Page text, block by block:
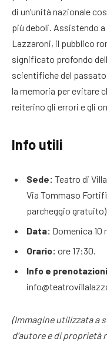
di un’unità nazionale
più deboli. Assistendo
Lazzaroni, il pubblico
significato profondo
scientifiche del
la memoria per evitare
reiterino gli errori e gli
Info utili
Sede: Teatro di
Via Tommaso
parcheggio
Data: Domenica 10
Orario: ore 17:30.
Info e
(Immagine utilizzata
d’autore e di